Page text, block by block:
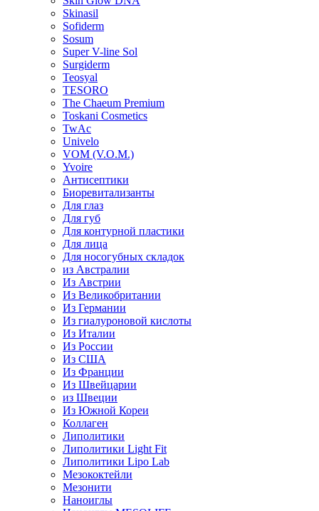
Skinasil
Sofiderm
Sosum
Super V-line Sol
Surgiderm
Teosyal
TESORO
The Chaeum Premium
Toskani Cosmetics
TwAc
Univelo
VOM (V.O.M.)
Yvoire
Антисептики
Биоревитализанты
Для глаз
Для губ
Для контурной пластики
Для лица
Для носогубных складок
из Австралии
Из Австрии
Из Великобритании
Из Германии
Из гиалуроновой кислоты
Из Италии
Из России
Из США
Из Франции
Из Швейцарии
из Швеции
Из Южной Кореи
Коллаген
Липолитики
Липолитики Light Fit
Липолитики Lipo Lab
Мезококтейли
Мезонити
Наноиглы